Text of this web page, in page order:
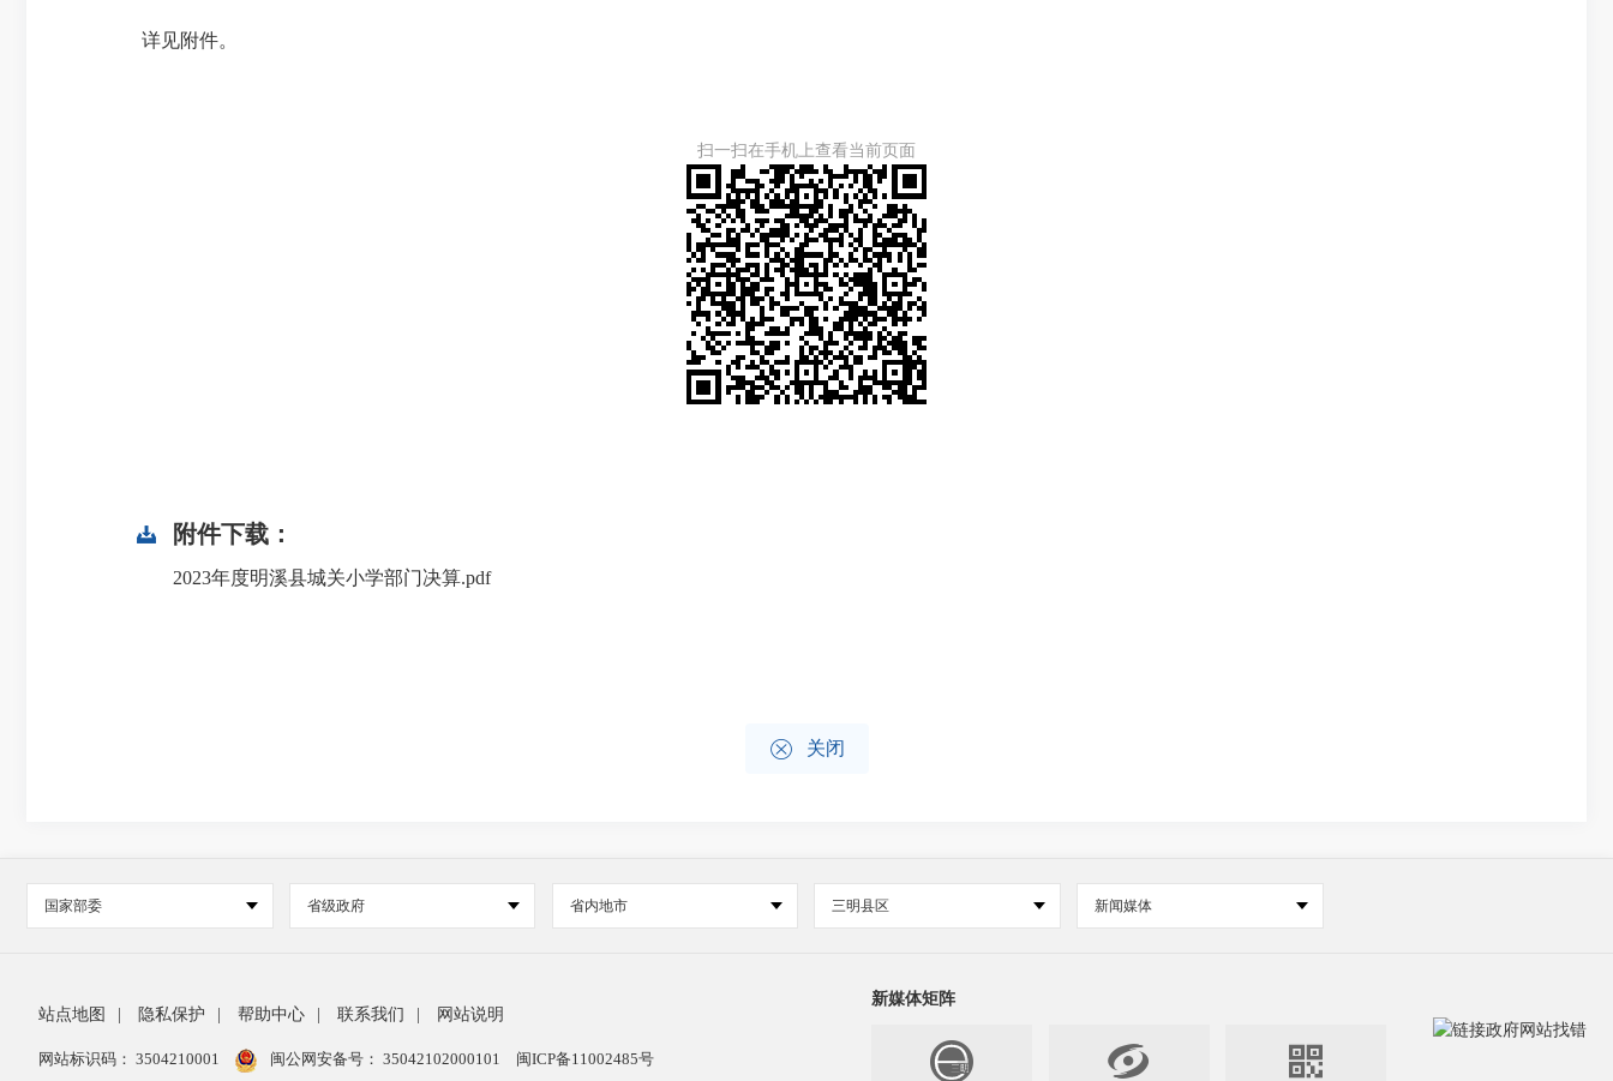
详见附件。
扫一扫在手机上查看当前页面
附件下载：
2023年度明溪县城关小学部门决算.pdf
 关闭
国家部委 省级政府 省内地市 三明县区 新闻媒体
站点地图 隐私保护 帮助中心 联系我们 网站说明
网站标识码： 3504210001 闽公网安备号： 35042102000101 闽ICP备11002485号
新媒体矩阵
 